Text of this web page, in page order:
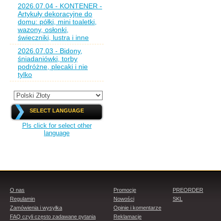
2026.07.04 - KONTENER -
Artykuły dekoracyjne do
domu: półki, mini toaletki,
wazony, osłonki,
świeczniki, lustra i inne
2026.07.03 - Bidony,
śniadaniówki, torby
podróżne, plecaki i nie
tylko
SELECT LANGUAGE
Pls click for select other
language
O nas
Regulamin
Zamówienia i wysyłka
FAQ czyli często zadawane pytania
Promocje
Nowości
Opinie i komentarze
Reklamacje
PREORDER
SKL